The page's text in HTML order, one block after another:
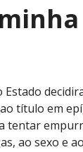
título em
tentar
ao sexo e